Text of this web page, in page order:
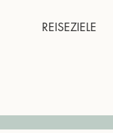
REISEZIELE